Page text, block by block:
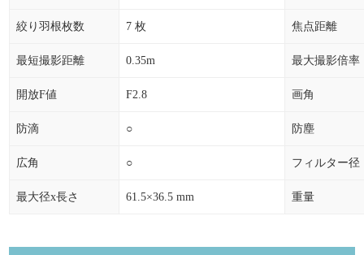
絞り羽根枚数 7 枚 焦点距離
最短撮影距離 0.35m 最大撮影倍率
開放F値 F2.8 画角
防滴 ○ 防塵
広角 ○ フィルター径
最大径x長さ 61.5×36.5 mm 重量